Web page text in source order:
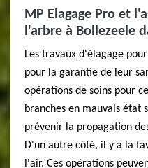
MP Elagage Pro et
l'arbre à Bollezeele
Les travaux d'élagage
pour la garantie de leur
opérations de soins pour
branches en mauvais état
prévenir la propagation
D'un autre côté, il y a la
l'air. Ces opérations